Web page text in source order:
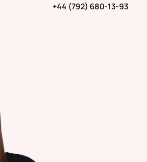
+44 (792) 680-13-93